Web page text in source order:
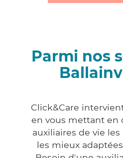
Parmi nos
Click&Care
en vous mettant en
auxiliaires de vie
les mieux